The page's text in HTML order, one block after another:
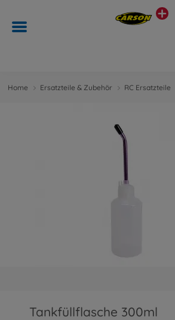
Home Ersatzteile & Zubehör RC Ersatzteile
Tankfüllflasche 300ml